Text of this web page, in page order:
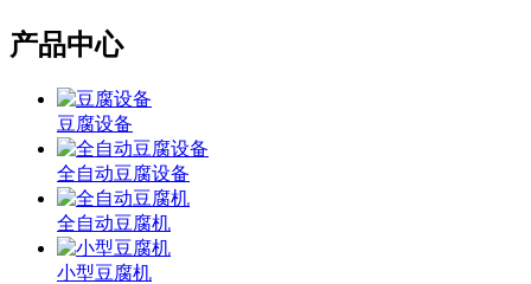
产品中心
豆腐设备
全自动豆腐设备
全自动豆腐机
小型豆腐机